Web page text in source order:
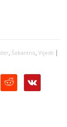
, Šokantno, Vijesti |